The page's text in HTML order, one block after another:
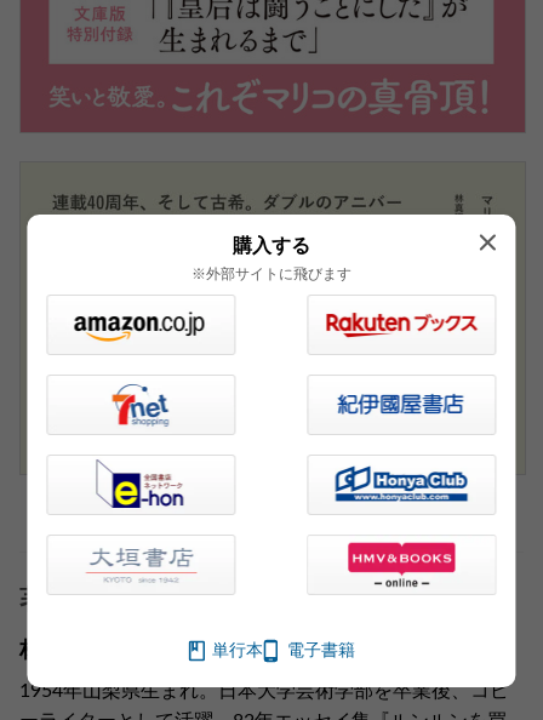
著者
林 真理子
1954年山梨県生まれ。日本大学芸術学部を卒業後、コピ
購入する
※外部サイトに飛びます
単行本 電子書籍